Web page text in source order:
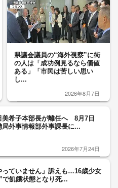
県議会議員の“海外視察”に街
の人は「成功例見るなら価値
ある」「市民は苦しい思い
し...
2026年8月7日
美希子本部長が離任へ 8月7日
外事情報部外事課長に...
2026年7月24日
っていません」訴えも…16歳少女
で飢餓状態となり死...